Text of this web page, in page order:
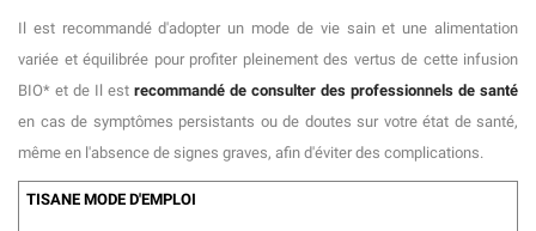
Il est recommandé d'adopter un mode de vie sain et une alimentation
variée et équilibrée pour profiter pleinement des vertus de cette infusion
BIO* et de Il est recommandé de consulter des professionnels de santé
en cas de symptômes persistants ou de doutes sur votre état de santé,
même en l'absence de signes graves, afin d'éviter des complications.
TISANE MODE D'EMPLOI